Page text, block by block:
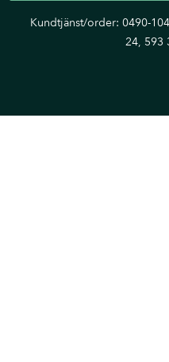
Kundtjänst/order: 0490-
24, 593